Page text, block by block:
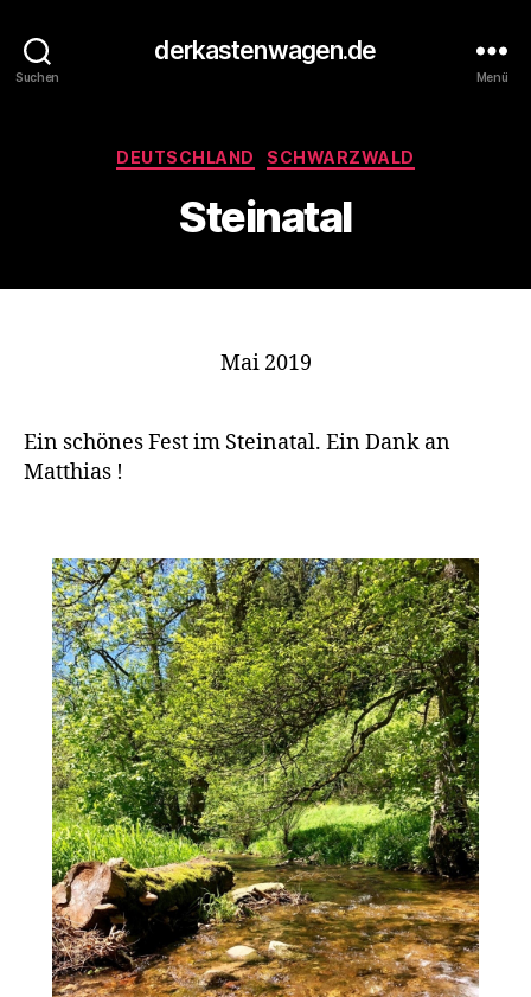
Suchen
derkastenwagen.de
Menü
Kategorien
DEUTSCHLAND SCHWARZWALD
Steinatal
Mai 2019
Ein schönes Fest im Steinatal. Ein Dank an
Matthias !